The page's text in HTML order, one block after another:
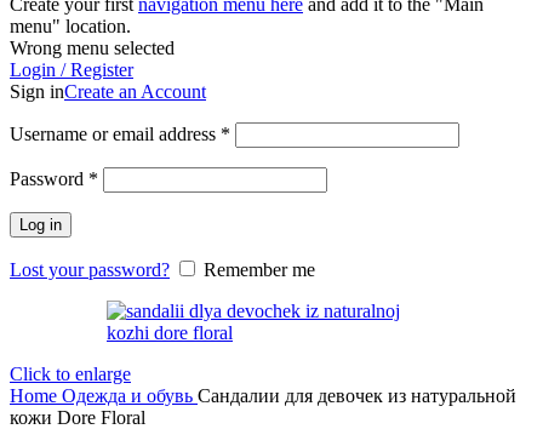
Create your first navigation menu here and add it to the "Main
menu" location.
Wrong menu selected
Login / Register
Sign inCreate an Account
Username or email address *
Password *
Log in
Lost your password? Remember me
Click to enlarge
Home Одежда и обувь Сандалии для девочек из натуральной
кожи Dore Floral